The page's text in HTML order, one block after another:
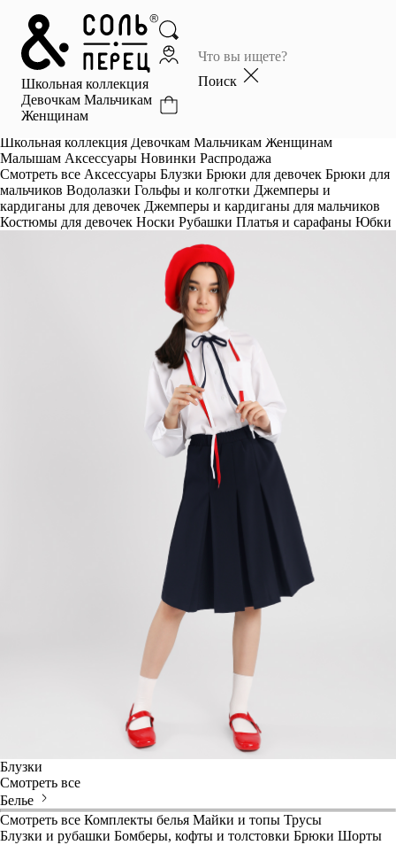
Школьная коллекция
Девочкам Мальчикам
Женщинам
Поиск
Главная
Каталог
Избранное
Школьная коллекция Девочкам Мальчикам Женщинам
Малышам Аксессуары Новинки Распродажа
Смотреть все Аксессуары Блузки Брюки для девочек Брюки для
мальчиков Водолазки Гольфы и колготки Джемперы и
кардиганы для девочек Джемперы и кардиганы для мальчиков
Костюмы для девочек Носки Рубашки Платья и сарафаны Юбки
Блузки
Смотреть все
Белье
Смотреть все Комплекты белья Майки и топы Трусы
Блузки и рубашки Бомберы, кофты и толстовки Брюки Шорты